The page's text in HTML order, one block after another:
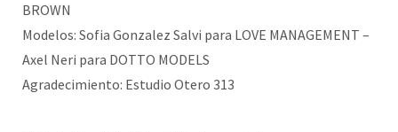
BROWN
Modelos: Sofia Gonzalez Salvi para LOVE MANAGEMENT –
Axel Neri para DOTTO MODELS
Agradecimiento: Estudio Otero 313